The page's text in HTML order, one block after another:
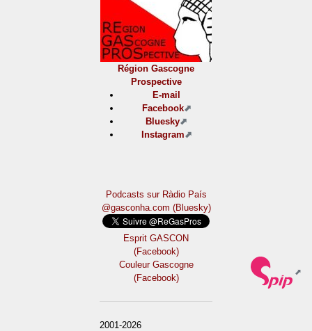
Région Gascogne
Prospective
E-mail
Facebook
Bluesky
Instagram
Podcasts sur Ràdio País
@gasconha.com (Bluesky)
Esprit GASCON
(Facebook)
Couleur Gascogne
(Facebook)
2001-2026